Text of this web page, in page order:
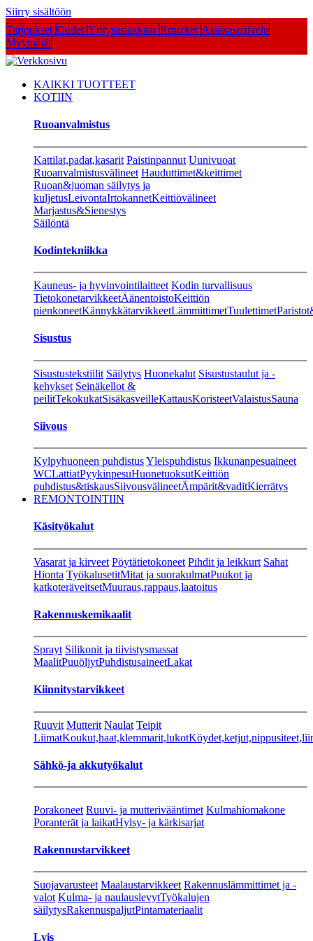
Siirry sisältöön
Tarjoukset Outlet Yritysasiakkaat Rmarket Asiakaspalvelu
Myymälät
KAIKKI TUOTTEET
KOTIIN
Ruoanvalmistus
Kattilat,padat,kasarit Paistinpannut Uunivuoat
Ruoanvalmistusvälineet Hauduttimet&keittimet
Ruoan&juoman säilytys ja
kuljetusLeivontaIrtokannetKeittiövälineet
Marjastus&Sienestys
Säilöntä
Kodintekniikka
Kauneus- ja hyvinvointilaitteet Kodin turvallisuus
TietokonetarvikkeetÄänentoistoKeittiön
pienkoneetKännykkätarvikkeetLämmittimetTuulettimet
Sisustus
Sisustustekstiilit Säilytys Huonekalut Sisustustaulut ja -
kehykset Seinäkellot &
peilitTekokukatSisäkasveilleKattausKoristeetValaistusSauna
Siivous
Kylpyhuoneen puhdistusYleispuhdistus Ikkunanpesuaineet
WCLattiatPyykinpesuHuonetuoksutKeittiön
puhdistus&tiskausSiivousvälineetÄmpärit&vaditKierrätys
REMONTOINTIIN
Käsityökalut
Vasarat ja kirveet Pöytätietokoneet Pihdit ja leikkurt Sahat
Hionta TyökalusetitMitat ja suorakulmatPuukot ja
katkoteräveitsetMuuraus,rappaus,laatoitus
Rakennuskemikaalit
Sprayt Silikonit ja tiivistysmassat
MaalitPuuöljytPuhdistusaineetLakat
Kiinnitystarvikkeet
Ruuvit Mutterit Naulat Teipit
LiimatKoukut,haat,klemmarit,lukot
Sähkö-ja akkutyökalut
Porakoneet Ruuvi- ja mutterivääntimet Kulmahiomakone
Poranterät ja laikatHylsy- ja kärkisarjat
Rakennustarvikkeet
Suojavarusteet Maalaustarvikkeet Rakennuslämmittimet ja -
valot Kulma- ja naulauslevytTyökalujen
säilytysRakennuspaljutPintamateriaalit
Lvis